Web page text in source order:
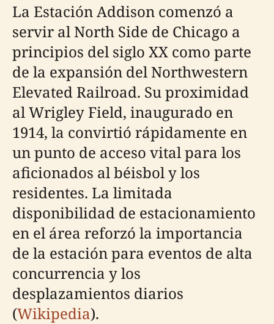
La Estación Addison comenzó a
servir al North Side de Chicago a
principios del siglo XX como parte
de la expansión del Northwestern
Elevated Railroad. Su proximidad
al Wrigley Field, inaugurado en
1914, la convirtió rápidamente en
un punto de acceso vital para los
aficionados al béisbol y los
residentes. La limitada
disponibilidad de estacionamiento
en el área reforzó la importancia
de la estación para eventos de alta
concurrencia y los
desplazamientos diarios
(Wikipedia).